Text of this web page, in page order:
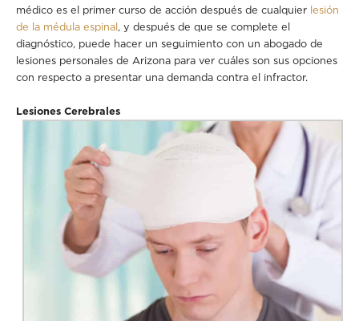
médico es el primer curso de acción después de cualquier lesión
de la médula espinal , y después de que se complete el
diagnóstico, puede hacer un seguimiento con un abogado de
lesiones personales de Arizona para ver cuáles son sus opciones
con respecto a presentar una demanda contra el infractor.
Lesiones Cerebrales